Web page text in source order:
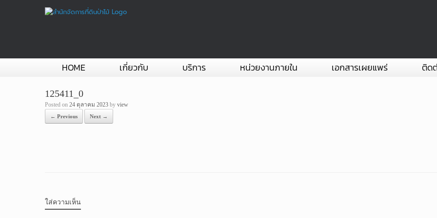
HOME เกี่ยวกับ บริการ หน่วยงานภายใน เอกสารเผยแพร่ ติด
125411_0
Posted on 24 ตุลาคม 2023 by view
← Previous Next →
ใส่ความเห็น